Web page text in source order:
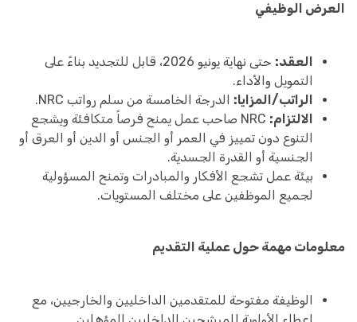
العرض الوظيفي
العقد:
حتى نهاية يونيو 2026، قابل للتجديد بناءً على
التمويل والأداء.
الراتب/المزايا: الدرجة الخامسة من سلم رواتب NRC.
الالتزام:
NRC صاحب عمل يمنح فرصاً متكافئة ويشجع
التنوع دون تمييز في العمر أو الجنس أو الدين أو العرق أو
الجنسية أو القدرة الجسدية.
بيئة عمل تشجع الأفكار والمبادرات وتمنح المسؤولية
لجميع الموظفين على مختلف المستويات.
معلومات مهمة حول عملية التقديم
الوظيفة مفتوحة للمتقدمين الداخليين والخارجيين، مع